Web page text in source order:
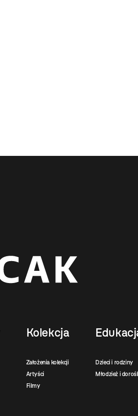
Kolekcja
Założenia kolekcji
Artyści
Filmy
Dzieci i rodziny
Młodzież i